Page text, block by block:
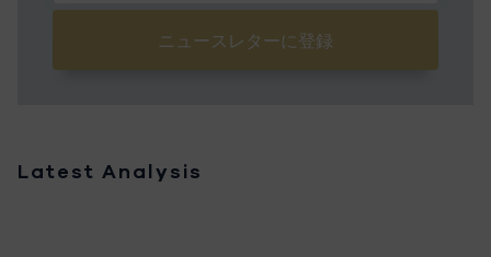
ニュースレターに登録
Latest Analysis